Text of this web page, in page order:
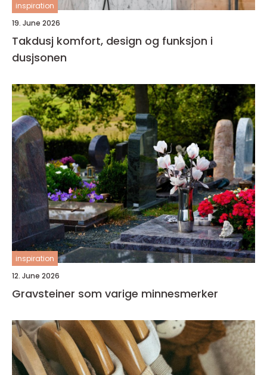
inspiration
19. June 2026
Takdusj komfort, design og funksjon i
dusjsonen
inspiration
12. June 2026
Gravsteiner som varige minnesmerker